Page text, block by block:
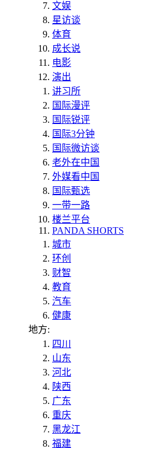
文娱
星访谈
体育
成长说
电影
演出
讲习所
国际漫评
国际锐评
国际3分钟
国际微访谈
老外在中国
外媒看中国
国际甄选
一带一路
楼兰平台
PANDA SHORTS
城市
环创
财智
教育
汽车
健康
地方:
四川
山东
河北
陕西
广东
重庆
黑龙江
福建